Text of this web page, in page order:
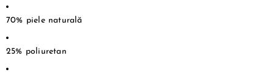
70% piele naturală
25% poliuretan